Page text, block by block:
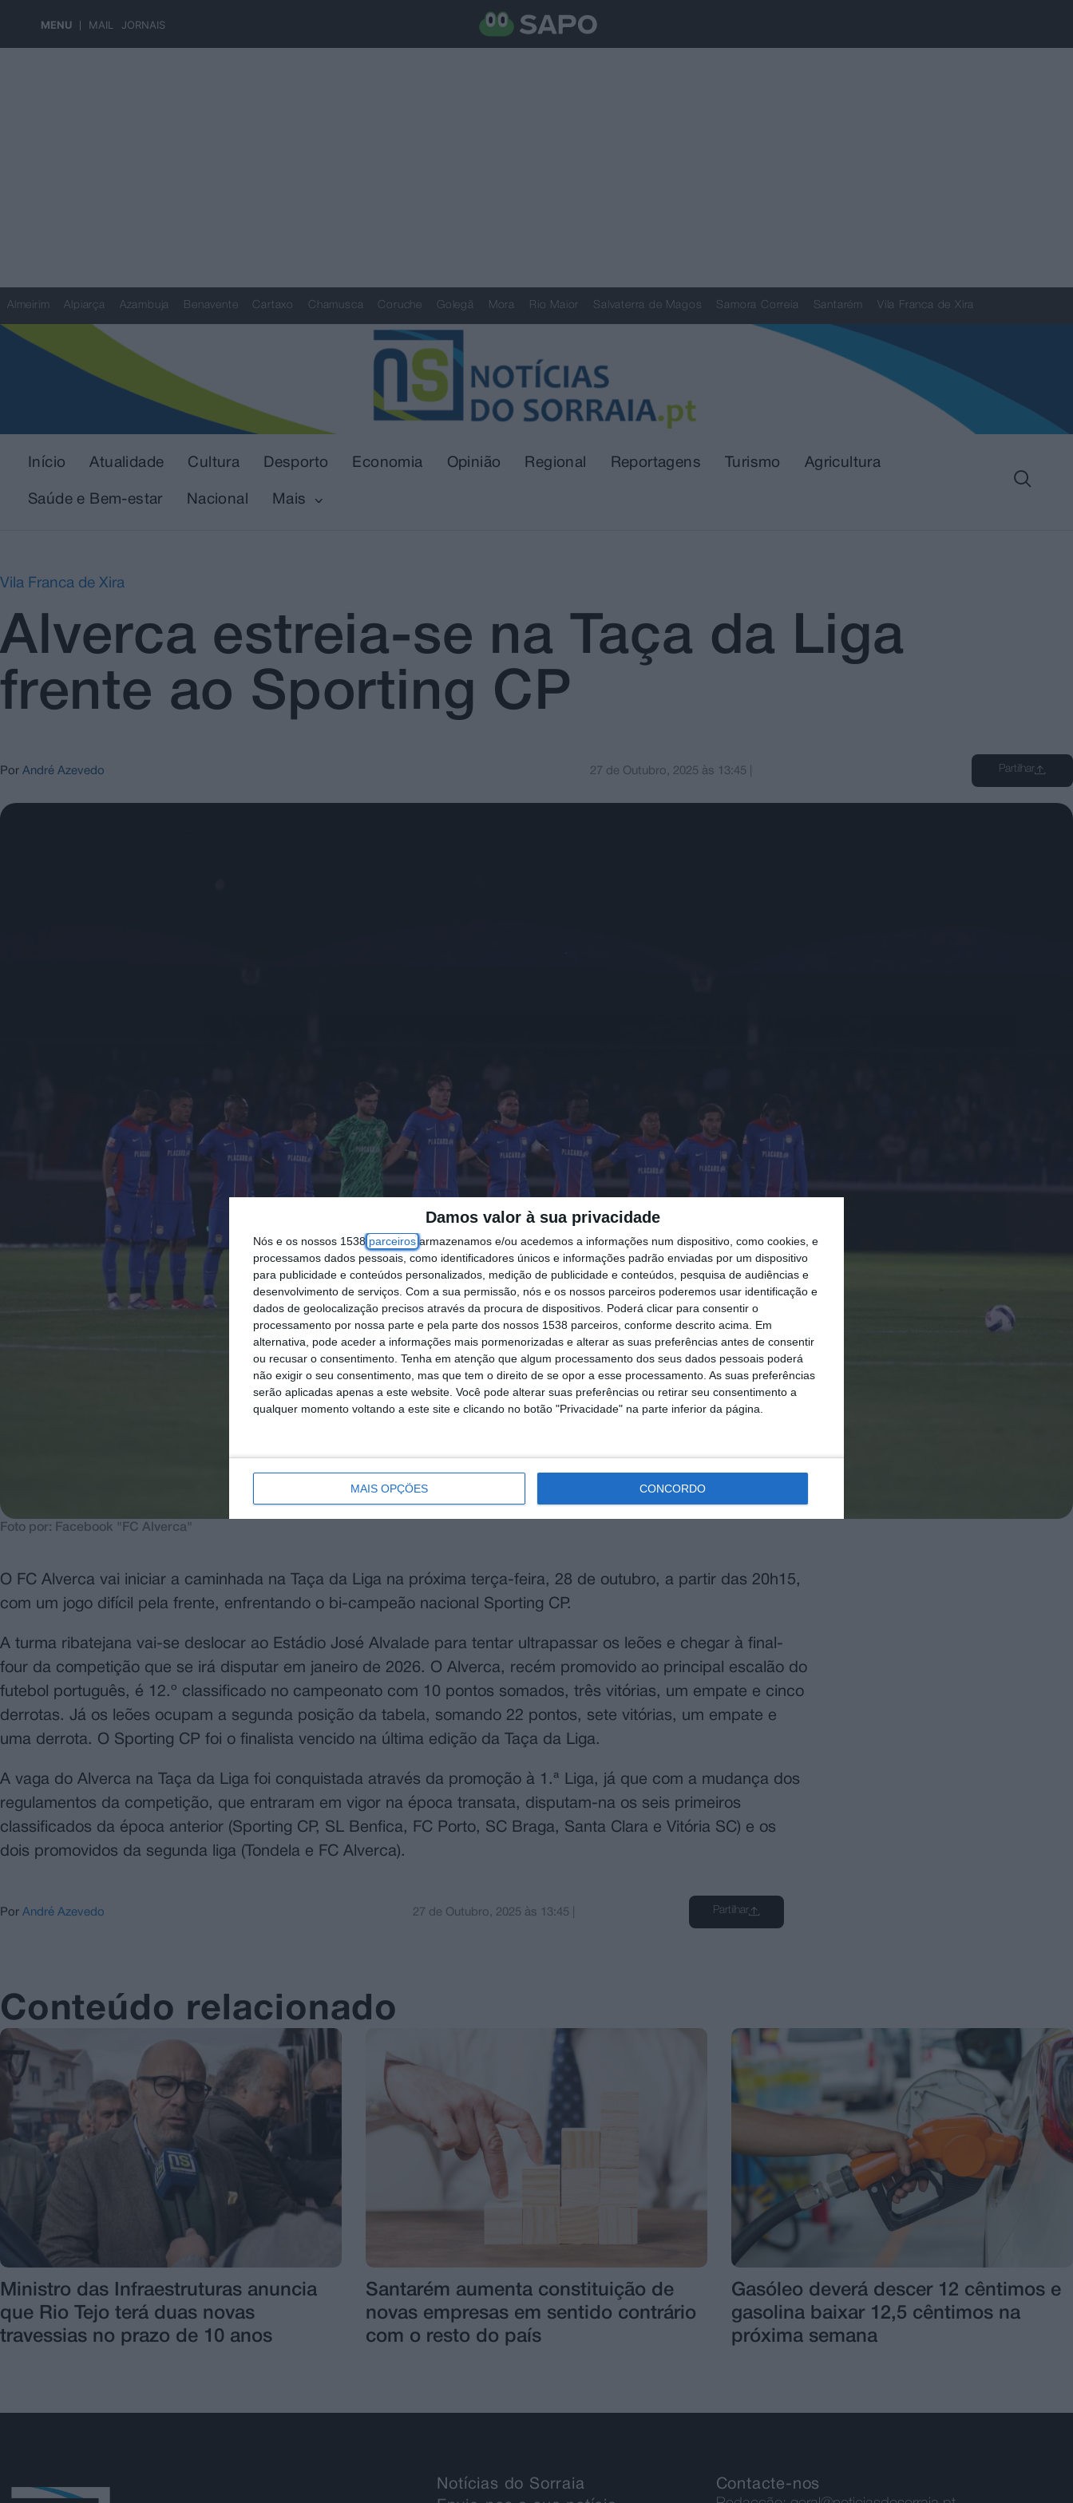
Damos valor à sua privacidade
Nós e os nossos 1538 parceiros armazenamos e/ou acedemos a informações num dispositivo, como cookies, e
processamos dados pessoais, como identificadores únicos e informações padrão enviadas por um dispositivo
para publicidade e conteúdos personalizados, medição de publicidade e conteúdos, pesquisa de audiências e
desenvolvimento de serviços. Com a sua permissão, nós e os nossos parceiros poderemos usar identificação e
dados de geolocalização precisos através da procura de dispositivos. Poderá clicar para consentir o
processamento por nossa parte e pela parte dos nossos 1538 parceiros, conforme descrito acima. Em
alternativa, pode aceder a informações mais pormenorizadas e alterar as suas preferências antes de consentir
ou recusar o consentimento. Tenha em atenção que algum processamento dos seus dados pessoais poderá
não exigir o seu consentimento, mas que tem o direito de se opor a esse processamento. As suas preferências
serão aplicadas apenas a este website. Você pode alterar suas preferências ou retirar seu consentimento a
qualquer momento voltando a este site e clicando no botão "Privacidade" na parte inferior da página.
MAIS OPÇÕES CONCORDO
MENU MAIL JORNAIS
Almeirim Alpiarça Azambuja Benavente Cartaxo Chamusca Coruche Golegã Mora Rio Maior Salvaterra de Magos Samora Correia Santarém Vila Franca de Xira
Início Atualidade Cultura Desporto Economia Opinião Regional Reportagens Turismo Agricultura
Saúde e Bem-estar Nacional Mais
Vila Franca de Xira
Alverca estreia-se na Taça da Liga
frente ao Sporting CP
Por André Azevedo 27 de Outubro, 2025 às 13:45 Partilhar
Foto por: Facebook "FC Alverca"
O FC Alverca vai iniciar a caminhada na Taça da Liga na próxima terça-feira, 28 de outubro, a partir das 20h15,
com um jogo difícil pela frente, enfrentando o bi-campeão nacional Sporting CP.
A turma ribatejana vai-se deslocar ao Estádio José Alvalade para tentar ultrapassar os leões e chegar à final-
four da competição que se irá disputar em janeiro de 2026. O Alverca, recém promovido ao principal escalão do
futebol português, é 12.º classificado no campeonato com 10 pontos somados, três vitórias, um empate e cinco
derrotas. Já os leões ocupam a segunda posição da tabela, somando 22 pontos, sete vitórias, um empate e
uma derrota. O Sporting CP foi o finalista vencido na última edição da Taça da Liga.
A vaga do Alverca na Taça da Liga foi conquistada através da promoção à 1.ª Liga, já que com a mudança dos
regulamentos da competição, que entraram em vigor na época transata, disputam-na os seis primeiros
classificados da época anterior (Sporting CP, SL Benfica, FC Porto, SC Braga, Santa Clara e Vitória SC) e os
dois promovidos da segunda liga (Tondela e FC Alverca).
Por André Azevedo 27 de Outubro, 2025 às 13:45 Partilhar
Conteúdo relacionado
Ministro das Infraestruturas anuncia
que Rio Tejo terá duas novas
travessias no prazo de 10 anos
Santarém aumenta constituição de
novas empresas em sentido contrário
com o resto do país
Gasóleo deverá descer 12 cêntimos e
gasolina baixar 12,5 cêntimos na
próxima semana
Notícias do Sorraia
Contacte-nos